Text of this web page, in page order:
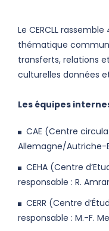
Le CERCLL
thématique
transferts, relations
culturelles données
Les équipes
CAE (Centre
Allemagne/Autriche-
CEHA (Centre
responsable : R.
CERR (Centre
responsable : M.-F.